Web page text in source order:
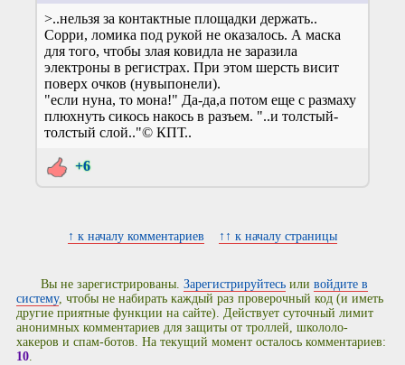
>..нельзя за контактные площадки держать..
Сорри, ломика под рукой не оказалось. А маска
для того, чтобы злая ковидла не заразила
электроны в регистрах. При этом шерсть висит
поверх очков (нувыпонели).
"если нуна, то мона!" Да-да,а потом еще с размаху
плюхнуть сикось накось в разъем. "..и толстый-
толстый слой.."© КПТ..
+6
↑ к началу комментариев ↑↑ к началу страницы
Вы не зарегистрированы.Зарегистрируйтесь иливойдите в
систему, чтобы не набирать каждый раз проверочный код (и иметь
другие приятные функции на сайте). Действует суточный лимит
анонимных комментариев для защиты от троллей, школоло-
хакеров и спам-ботов. На текущий момент осталось комментариев:
10.